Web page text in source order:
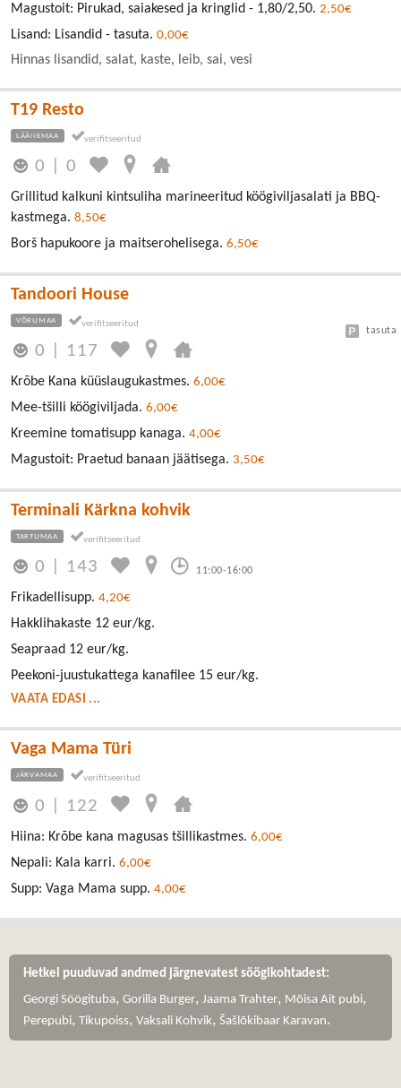
Magustoit: Pirukad, saiakesed ja kringlid - 1,80/2,50. 2,50€
Lisand: Lisandid - tasuta. 0,00€
Hinnas lisandid, salat, kaste, leib, sai, vesi
T19 Resto
LÄÄNEMAA
0 |0
Grillitud kalkuni kintsuliha marineeritud köögiviljasalati ja BBQ-
kastmega. 8,50€
Borš hapukoore ja maitserohelisega. 6,50€
Tandoori House
VÕRUMAA
0 117
tasuta
Krõbe Kana küüslaugukastmes. 6,00€
Mee-tšilli köögiviljada. 6,00€
Kreemine tomatisupp kanaga. 4,00€
Magustoit: Praetud banaan jäätisega. 3,50€
Terminali Kärkna kohvik
TARTUMAA
0 143 11:00-16:00
Frikadellisupp. 4,20€
Hakklihakaste 12 eur/kg.
Seapraad 12 eur/kg.
Peekoni-juustukattega kanafilee 15 eur/kg.
VAATA EDASI ...
Vaga Mama Türi
JÄRVAMAA
0 122
Hiina: Krõbe kana magusas tšillikastmes. 6,00€
Nepali: Kala karri. 6,00€
Supp: Vaga Mama supp. 4,00€
Hetkel puuduvad andmed järgnevatest söögikohtadest:
Georgi Söögituba, Gorilla Burger, Jaama Trahter, Mõisa Ait pubi,
Perepubi, Tikupoiss, Vaksali Kohvik, Šašlõkibaar Karavan.